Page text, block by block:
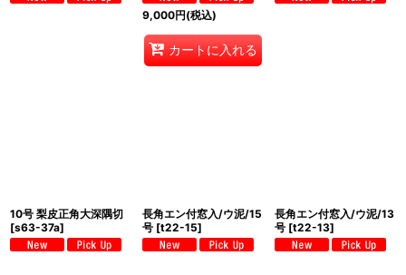
9,000円(税込)
カートに入れる
10号 梨皮正角大深隅切
[s63-37a]
長角エン付窓入/ウ泥/15
号 [t22-15]
長角エン付窓入/ウ泥/13
号 [t22-13]